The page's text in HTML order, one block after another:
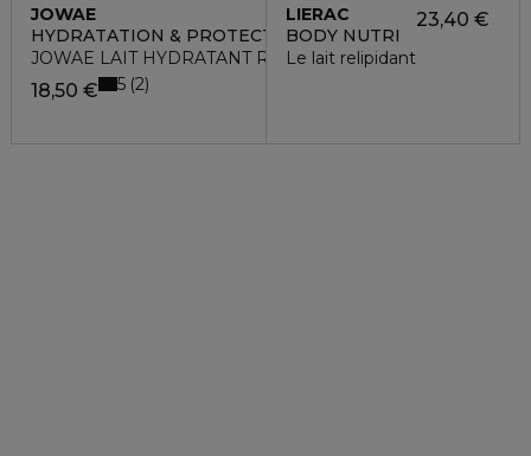
JOWAE
HYDRATATION & PROTECTION
JOWAE LAIT HYDRATANT REVITALISANT FLACON
18,50 € 5 2
LIERAC
BODY NUTRI
Le lait relipidant
23,40 €